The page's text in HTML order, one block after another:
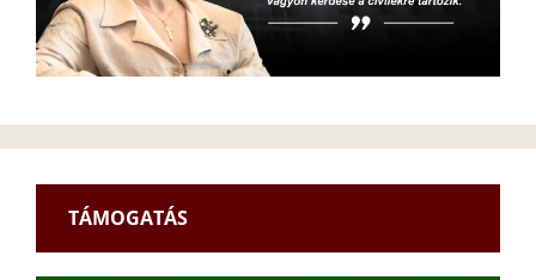
TÁMOGATÁS